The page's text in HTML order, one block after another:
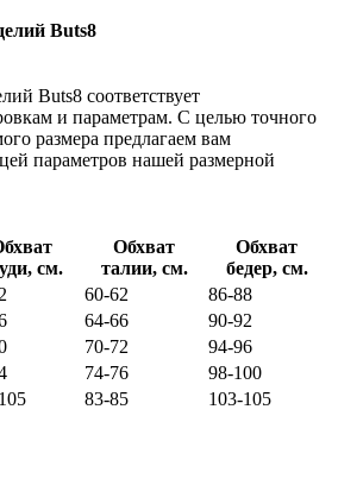
Buts8
Buts8 соответствует
и параметрам. С целью точного
размера предлагаем вам
параметров нашей размерной
см.
Обхват
талии, см.
Обхват
бедер, см.
60-62
86-88
64-66
90-92
70-72
94-96
74-76
98-100
83-85 103-105